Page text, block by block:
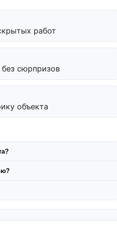
работ
сюрпризов
объекта